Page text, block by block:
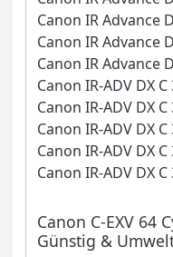
Canon IR Advance
Canon IR Advance
Canon IR Advance
Canon IR-ADV DX
Canon IR-ADV DX C
Canon IR-ADV DX C
Canon IR-ADV DX C
Canon IR-ADV DX C
Canon C-EXV 64
Günstig &